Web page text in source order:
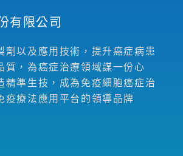
有限公司
劑以及應用技術，提升癌症病患
質，為癌症治療領域謀一份心
精準生技，成為免疫細胞癌症治
疫療法應用平台的領導品牌